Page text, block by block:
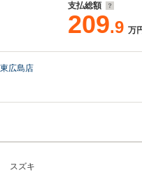
支払総額
209.9 万
広島店
スズキ